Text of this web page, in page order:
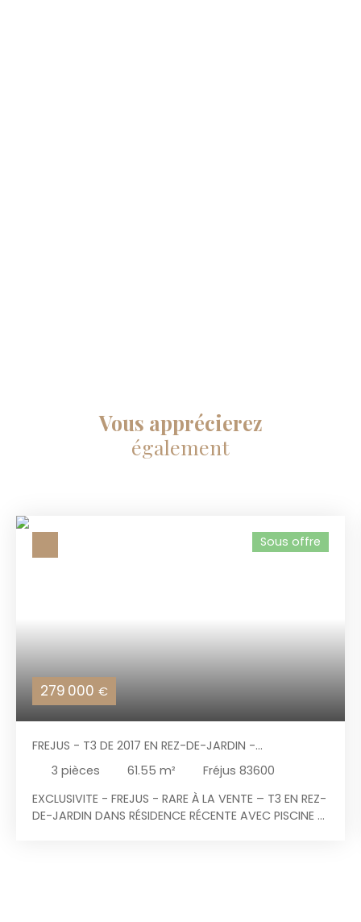
Vous apprécierez
également
279 000 €
Sous offre
FREJUS - T3 DE 2017 EN REZ-DE-JARDIN -
CLIMATISATION - PISCINE - EXPO SUD-EST - BOX EN
SOUS-SOL
3 pièces 61.55 m²
Fréjus 83600
EXCLUSIVITE - FREJUS - RARE À LA VENTE – T3 EN REZ-
DE-JARDIN DANS RÉSIDENCE RÉCENTE AVEC PISCINE -